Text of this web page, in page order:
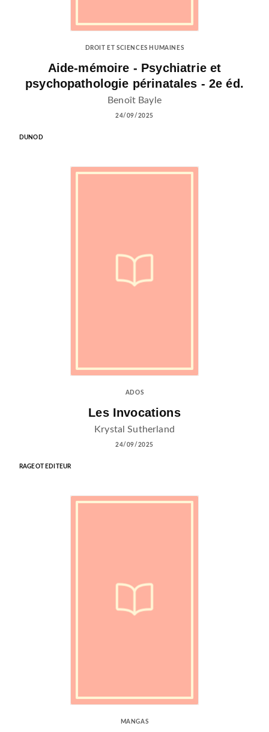
DROIT ET SCIENCES HUMAINES
Aide-mémoire - Psychiatrie et
psychopathologie périnatales - 2e éd.
Benoît Bayle
24/09/2025
DUNOD
ADOS
Les Invocations
Krystal Sutherland
24/09/2025
RAGEOT EDITEUR
MANGAS